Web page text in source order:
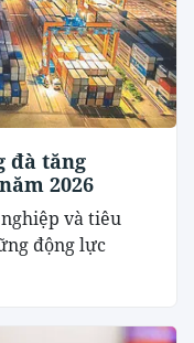
đà tăng
2026
và tiêu
động lực